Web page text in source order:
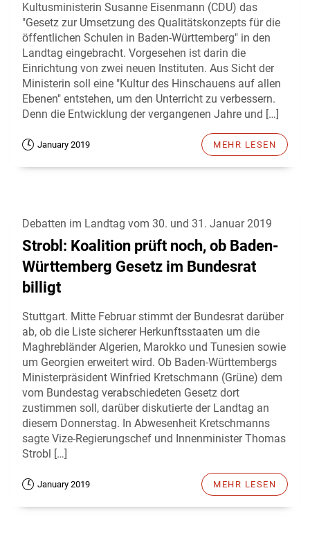
Kultusministerin Susanne Eisenmann (CDU) das
"Gesetz zur Umsetzung des Qualitätskonzepts für die
öffentlichen Schulen in Baden-Württemberg" in den
Landtag eingebracht. Vorgesehen ist darin die
Einrichtung von zwei neuen Instituten. Aus Sicht der
Ministerin soll eine "Kultur des Hinschauens auf allen
Ebenen" entstehen, um den Unterricht zu verbessern.
Denn die Entwicklung der vergangenen Jahre und […]
January 2019 MEHR LESEN
Debatten im Landtag vom 30. und 31. Januar 2019
Strobl: Koalition prüft noch, ob Baden-
Württemberg Gesetz im Bundesrat
billigt
Stuttgart. Mitte Februar stimmt der Bundesrat darüber
ab, ob die Liste sicherer Herkunftsstaaten um die
Maghrebländer Algerien, Marokko und Tunesien sowie
um Georgien erweitert wird. Ob Baden-Württembergs
Ministerpräsident Winfried Kretschmann (Grüne) dem
vom Bundestag verabschiedeten Gesetz dort
zustimmen soll, darüber diskutierte der Landtag an
diesem Donnerstag. In Abwesenheit Kretschmanns
sagte Vize-Regierungschef und Innenminister Thomas
Strobl […]
January 2019 MEHR LESEN